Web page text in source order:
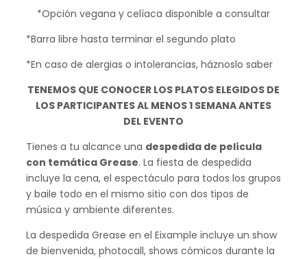
*Opción vegana y celíaca disponible a consultar
*Barra libre hasta terminar el segundo plato
*En caso de alergias o intolerancias, háznoslo saber
TENEMOS QUE CONOCER LOS PLATOS ELEGIDOS DE
LOS PARTICIPANTES AL MENOS 1 SEMANA ANTES
DEL EVENTO
Tienes a tu alcance una despedida de película
con temática Grease. La fiesta de despedida
incluye la cena, el espectáculo para todos los grupos
y baile todo en el mismo sitio con dos tipos de
música y ambiente diferentes.
La despedida Grease en el Eixample incluye un show
de bienvenida, photocall, shows cómicos durante la